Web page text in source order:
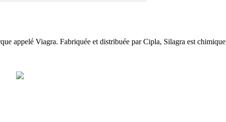
appelé Viagra. Fabriquée et distribuée par Cipla, Silagra est